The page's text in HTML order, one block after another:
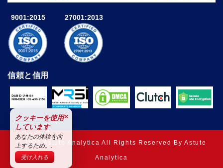
9001:2015 27001:2013
信頼と信用
© 2025 Astute Analytica All Rights Reserved By Astute
Analytica
クッキーを使用
しています
×
あなたの体験を向
上するため。.
受け入れる